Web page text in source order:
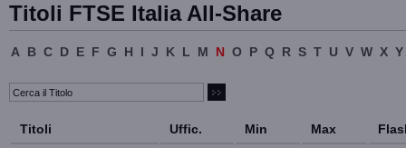
Titoli FTSE Italia All-Share
A B C D E F G H I J K L M N O P Q R S T U V W X Y
Titoli Uffic. Min Max